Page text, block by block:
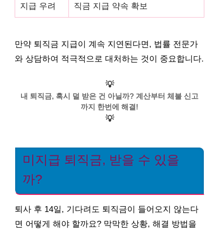
지급 우려
직금 지급 약속 확보
만약 퇴직금 지급이 계속 지연된다면, 법률 전문가
와 상담하여 적극적으로 대처하는 것이 중요합니다.
💡
내 퇴직금, 혹시 덜 받은 건 아닐까? 계산부터 체불 신고
까지 한번에 해결!
💡
미지급 퇴직금, 받을 수 있을
까?
퇴사 후 14일, 기다려도 퇴직금이 들어오지 않는다
면 어떻게 해야 할까요? 막막한 상황, 해결 방법을